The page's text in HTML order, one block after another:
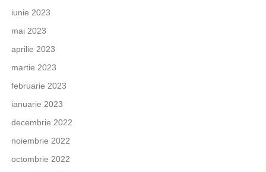
iunie 2023
mai 2023
aprilie 2023
martie 2023
februarie 2023
ianuarie 2023
decembrie 2022
noiembrie 2022
octombrie 2022